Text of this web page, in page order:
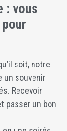
: vous
soit, notre
un souvenir
Recevoir
passer un bon